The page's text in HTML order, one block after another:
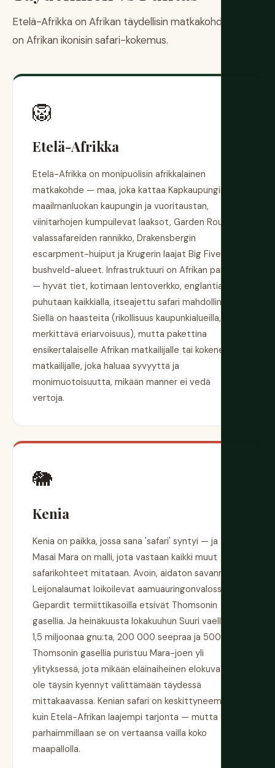
Etelä-Afrikka on Afrikan täydellisin matkakohde. Kenia
on Afrikan ikonisin safari-kokemus.
🦁
Etelä-Afrikka
Etelä-Afrikka on monipuolisin afrikkalainen
matkakohde — maa, joka kattaa Kapkaupungin
maailmanluokan kaupungin ja vuoritaustan,
viinitarhojen kumpuilevat laaksot, Garden Routen
valassafareiden rannikko, Drakensbergin
escarpment-huiput ja Krugerin laajat Big Five -
bushveld-alueet. Infrastruktuuri on Afrikan paras
— hyvät tiet, kotimaan lentoverkko, englantia
puhutaan kaikkialla, itseajettu safari mahdollinen.
Siellä on haasteita (rikollisuus kaupunkialueilla,
merkittävä eriarvoisuus), mutta pakettina
ensikertalaiselle Afrikan matkailijalle tai kokeneelle
matkailijalle, joka haluaa syvyyttä ja
monimuotoisuutta, mikään manner ei vedä
vertoja.
🐘
Kenia
Kenia on paikka, jossa sana 'safari' syntyi — ja
Masai Mara on malli, jota vastaan kaikki muut
safarikohteet mitataan. Avoin, aidaton savanni.
Leijonalaumat loikoilevat aamuauringonvalossa.
Gepardit termiittikasoilla etsivät Thomsonin
gasellia. Ja heinäkuusta lokakuuhun Suuri vaellus:
1,5 miljoonaa gnu:ta, 200 000 seepraa ja 500 000
Thomsonin gasellia puristuu Mara-joen yli
ylityksessä, jota mikään eläinaiheinen elokuva ei
ole täysin kyennyt välittämään täydessä
mittakaavassa. Kenian safari on keskittyneempi
kuin Etelä-Afrikan laajempi tarjonta — mutta
parhaimmillaan se on vertaansa vailla koko
maapallolla.